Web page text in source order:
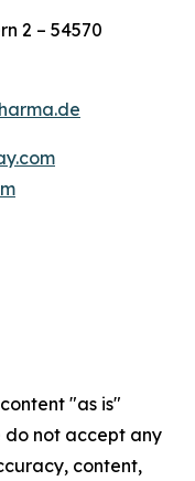
2 – 54570
"as is"
do not accept any
content,